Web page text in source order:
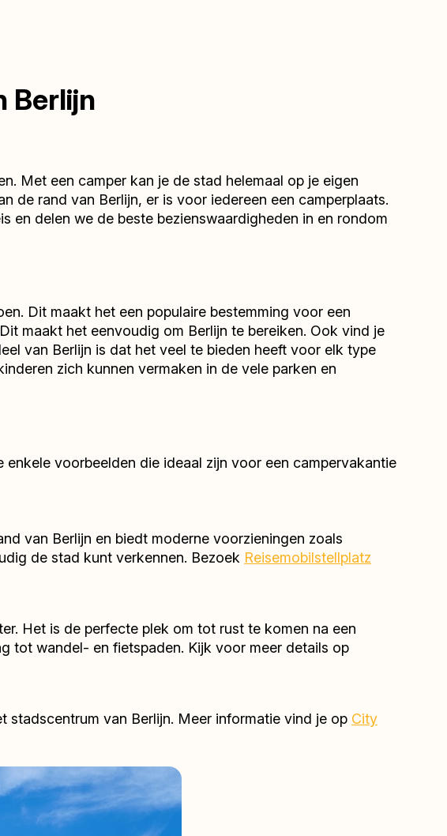
Berlijn
Met een camper kan je de stad helemaal op je eigen
de rand van Berlijn, er is voor iedereen een camperplaats.
en delen we de beste bezienswaardigheden in en rondom
Dit maakt het een populaire bestemming voor een
maakt het eenvoudig om Berlijn te bereiken. Ook vind je
van Berlijn is dat het veel te bieden heeft voor elk type
zich kunnen vermaken in de vele parken en
voorbeelden die ideaal zijn voor een campervakantie
van Berlijn en biedt moderne voorzieningen zoals
de stad kunt verkennen. Bezoek Reisemobilstellplatz
Het is de perfecte plek om tot rust te komen na een
tot wandel- en fietspaden. Kijk voor meer details op
stadscentrum van Berlijn. Meer informatie vind je op City